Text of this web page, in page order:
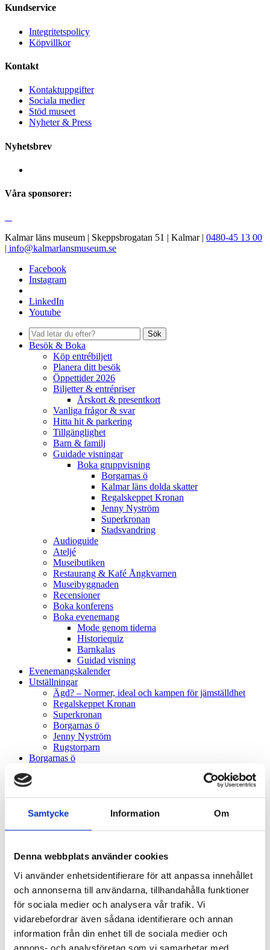
Samtycke Information Om
Denna webbplats använder cookies
Vi använder enhetsidentifierare för att anpassa innehållet
och annonserna till användarna, tillhandahålla funktioner
för sociala medier och analysera vår trafik. Vi
vidarebefordrar även sådana identifierare och annan
information från din enhet till de sociala medier och
annons- och analysföretag som vi samarbetar med.
Kundservice
Integritetspolicy
Köpvillkor
Kontakt
Kontaktuppgifter
Sociala medier
Stöd museet
Nyheter & Press
Nyhetsbrev
Våra sponsorer:
Kalmar läns museum | Skeppsbrogatan 51 | Kalmar | 0480-45 13 00
| info@kalmarlansmuseum.se
Facebook
Instagram
LinkedIn
Youtube
Sök
Besök & Boka
Köp entrébiljett
Planera ditt besök
Öppettider 2026
Biljetter & entrépriser
Årskort & presentkort
Vanliga frågor & svar
Hitta hit & parkering
Tillgänglighet
Barn & familj
Guidade visningar
Boka gruppvisning
Borgarnas ö
Kalmar läns dolda skatter
Regalskeppet Kronan
Jenny Nyström
Superkronan
Stadsvandring
Audioguide
Ateljé
Museibutiken
Restaurang & Kafé Ångkvarnen
Museibyggnaden
Recensioner
Boka konferens
Boka evenemang
Mode genom tiderna
Historiequiz
Barnkalas
Guidad visning
Evenemangskalender
Utställningar
Ägd? – Normer, ideal och kampen för jämställdhet
Regalskeppet Kronan
Superkronan
Borgarnas ö
Jenny Nyström
Rugstorparn
Borgarnas ö
Historik
Marinarkeologi
Teknisk data
Framtiden
Digitala upplevelser
Föreläsningar & filmer
KLM Play
Videobibliotek (Youtube)
Podcast & ljud
Podcast
Audioguide